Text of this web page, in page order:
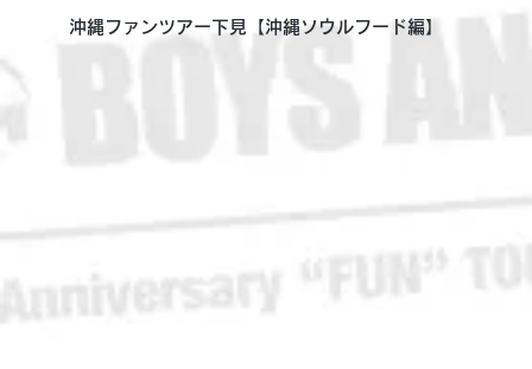
沖縄ファンツアー下見【沖縄ソウルフード編】